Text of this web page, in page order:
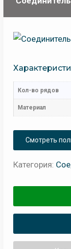
Кол-во рядов
Материал
Смотреть
Категория: